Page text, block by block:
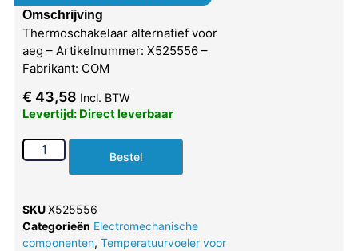
Omschrijving
Thermoschakelaar alternatief voor
aeg – Artikelnummer: X525556 –
Fabrikant: COM
€ 43,58 Incl. BTW
Levertijd: Direct leverbaar
Bestel
SKUX525556
Categorieën Electromechanische
componenten, Temperatuurvoeler voor